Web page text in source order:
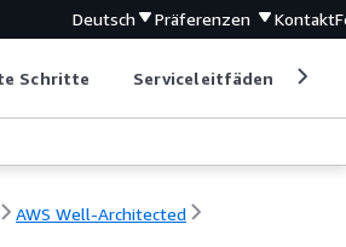
Deutsch Präferenzen Kontakt
Schritte Serviceleitfäden
AWS Well-Architected